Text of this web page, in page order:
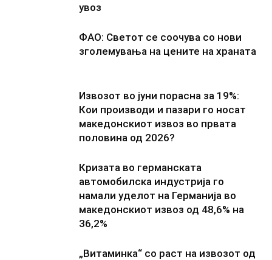
увоз
ФАО: Светот се соочува со нови
зголемувања на цените на храната
Извозот во јуни порасна за 19%:
Кои производи и пазари го носат
македонскиот извоз во првата
половина од 2026?
Кризата во германската
автомобилска индустрија го
намали уделот на Германија во
македонскиот извоз од 48,6% на
36,2%
„Витаминка“ со раст на извозот од